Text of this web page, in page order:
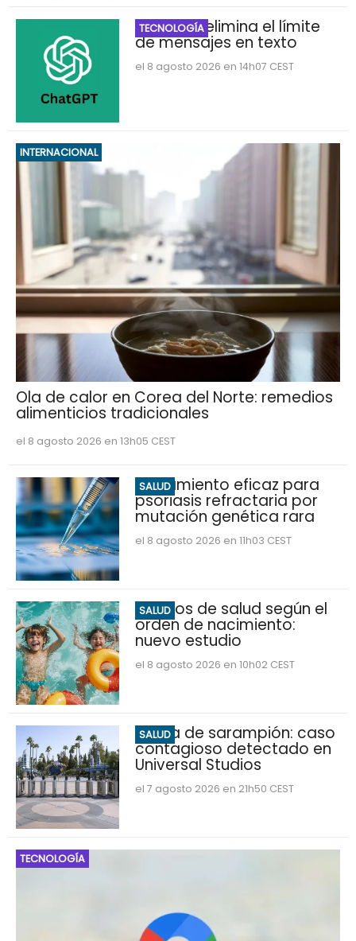
TECNOLOGÍA
ChatGPT elimina el límite
de mensajes en texto
el 8 agosto 2026 en 14h07 CEST
INTERNACIONAL
Ola de calor en Corea del Norte: remedios
alimenticios tradicionales
el 8 agosto 2026 en 13h05 CEST
SALUD
Tratamiento eficaz para
psoriasis refractaria por
mutación genética rara
el 8 agosto 2026 en 11h03 CEST
SALUD
Riesgos de salud según el
orden de nacimiento:
nuevo estudio
el 8 agosto 2026 en 10h02 CEST
SALUD
Alerta de sarampión: caso
contagioso detectado en
Universal Studios
el 7 agosto 2026 en 21h50 CEST
TECNOLOGÍA